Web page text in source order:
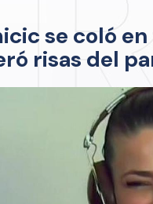
se coló
risas del